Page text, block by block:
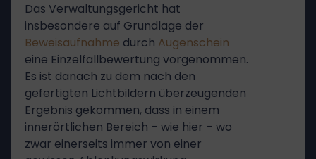
Das Verwaltungsgericht hat
insbesondere auf Grundlage der
Beweisaufnahme durch Augenschein
eine Einzelfallbewertung vorgenommen.
Es ist danach zu dem nach den
gefertigten Lichtbildern überzeugenden
Ergebnis gekommen, dass in einem
innerörtlichen Bereich – wie hier – wo
zwar einerseits immer von einer